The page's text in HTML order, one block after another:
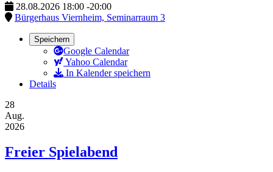
28.08.2026 18:00 -20:00
Bürgerhaus Viernheim, Seminarraum 3
Speichern
Google Calendar
Yahoo Calendar
In Kalender speichern
Details
28
Aug.
2026
Freier Spielabend